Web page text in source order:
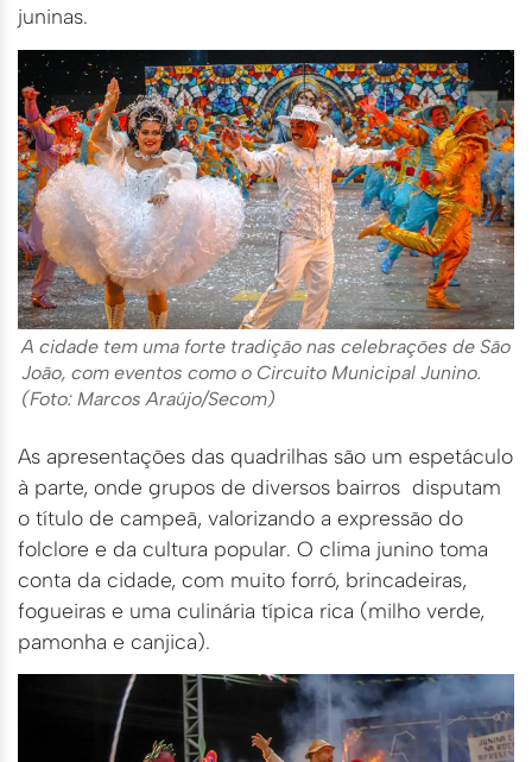
juninas.
A cidade tem uma forte tradição nas celebrações de São
João, com eventos como o Circuito Municipal Junino.
(Foto: Marcos Araújo/Secom)
As apresentações das quadrilhas são um espetáculo
à parte, onde grupos de diversos bairros disputam
o título de campeã, valorizando a expressão do
folclore e da cultura popular. O clima junino toma
conta da cidade, com muito forró, brincadeiras,
fogueiras e uma culinária típica rica (milho verde,
pamonha e canjica).